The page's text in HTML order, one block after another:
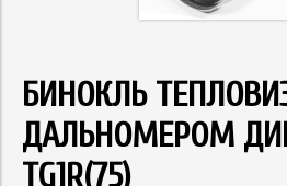
БИНОКЛЬ
ДАЛЬНОМЕРОМ
TG1R(75)